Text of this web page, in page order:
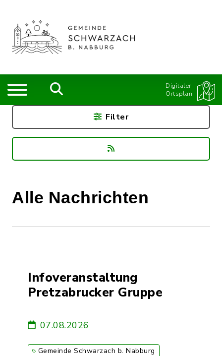
Digitaler
Ortsplan
Alle Nachrichten
Infoveranstaltung
Pretzabrucker Gruppe
07.08.2026
Gemeinde Schwarzach b. Nabburg
Filter